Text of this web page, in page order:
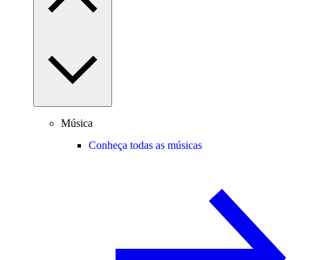
Música
Conheça todas as músicas